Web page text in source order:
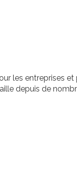
les entreprises et
depuis de